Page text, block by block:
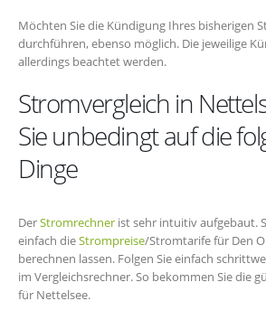
Möchten Sie die Kündigung Ihres bisherigen
durchführen, ebenso möglich. Die jeweilige
allerdings beachtet werden.
Stromvergleich in
Sie unbedingt auf die
Dinge
DerStromrechner ist sehr intuitiv aufgebaut.
einfach dieStrompreise/Stromtarife für Den
berechnen lassen. Folgen Sie einfach
im Vergleichsrechner. So bekommen Sie die
für Nettelsee.